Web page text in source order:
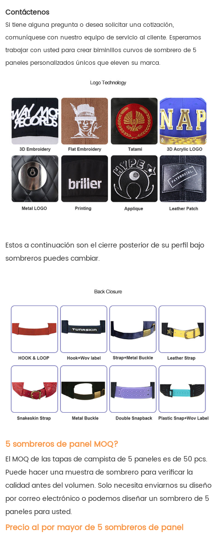
Contáctenos
Si tiene alguna pregunta o desea solicitar una cotización,
comuníquese con nuestro equipo de servicio al cliente. Esperamos
trabajar con usted para crear biminillos curvos de sombrero de 5
paneles personalizados únicos que eleven su marca.
Estos a continuación son el cierre posterior de su perfil bajo
sombreros puedes cambiar.
5 sombreros de panel MOQ?
El MOQ de las tapas de campista de 5 paneles es de 50 pcs.
Puede hacer una muestra de sombrero para verificar la
calidad antes del volumen. Solo necesita enviarnos su diseño
por correo electrónico o podemos diseñar un sombrero de 5
paneles para usted.
Precio al por mayor de 5 sombreros de panel